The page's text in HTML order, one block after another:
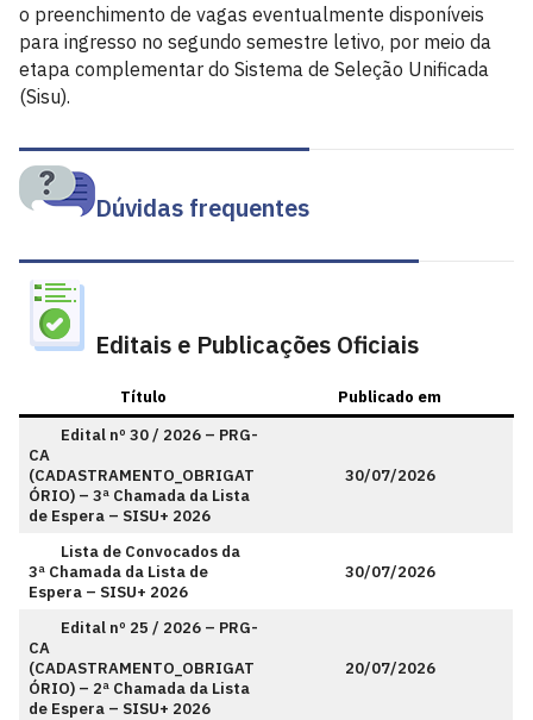
o preenchimento de vagas eventualmente disponíveis
para ingresso no segundo semestre letivo, por meio da
etapa complementar do Sistema de Seleção Unificada
(Sisu).
Dúvidas frequentes
Editais e Publicações Oficiais
Título
Publicado em
Edital nº 30 / 2026 – PRG-
CA
(CADASTRAMENTO_OBRIGAT
ÓRIO) – 3ª Chamada da Lista
de Espera – SISU+ 2026
30/07/2026
Lista de Convocados da
3ª Chamada da Lista de
Espera – SISU+ 2026
30/07/2026
Edital nº 25 / 2026 – PRG-
CA
(CADASTRAMENTO_OBRIGAT
ÓRIO) – 2ª Chamada da Lista
de Espera – SISU+ 2026
20/07/2026